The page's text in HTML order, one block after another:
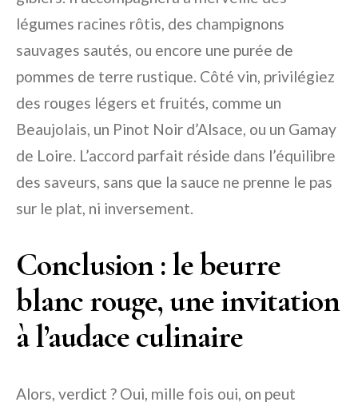
légumes racines rôtis, des champignons
sauvages sautés, ou encore une purée de
pommes de terre rustique. Côté vin, privilégiez
des rouges légers et fruités, comme un
Beaujolais, un Pinot Noir d’Alsace, ou un Gamay
de Loire. L’accord parfait réside dans l’équilibre
des saveurs, sans que la sauce ne prenne le pas
sur le plat, ni inversement.
Conclusion : le beurre
blanc rouge, une invitation
à l’audace culinaire
Alors, verdict ? Oui, mille fois oui, on peut